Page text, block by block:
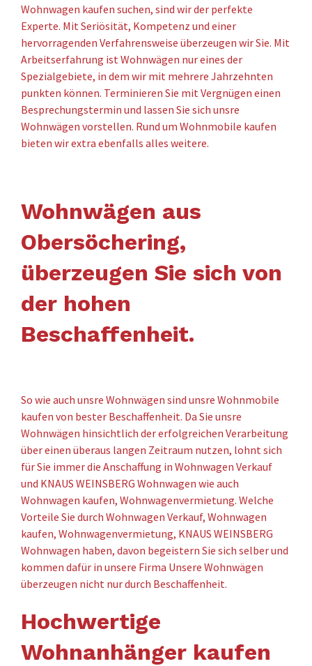
Wohnwagen kaufen suchen, sind wir der perfekte
Experte. Mit Seriösität, Kompetenz und einer
hervorragenden Verfahrensweise überzeugen wir Sie. Mit
Arbeitserfahrung ist Wohnwägen nur eines der
Spezialgebiete, in dem wir mit mehrere Jahrzehnten
punkten können. Terminieren Sie mit Vergnügen einen
Besprechungstermin und lassen Sie sich unsre
Wohnwägen vorstellen. Rund um Wohnmobile kaufen
bieten wir extra ebenfalls alles weitere.
Wohnwägen aus
Obersöchering,
überzeugen Sie sich von
der hohen
Beschaffenheit.
So wie auch unsre Wohnwägen sind unsre Wohnmobile
kaufen von bester Beschaffenheit. Da Sie unsre
Wohnwägen hinsichtlich der erfolgreichen Verarbeitung
über einen überaus langen Zeitraum nutzen, lohnt sich
für Sie immer die Anschaffung in Wohnwagen Verkauf
und KNAUS WEINSBERG Wohnwagen wie auch
Wohnwagen kaufen, Wohnwagenvermietung. Welche
Vorteile Sie durch Wohnwagen Verkauf, Wohnwagen
kaufen, Wohnwagenvermietung, KNAUS WEINSBERG
Wohnwagen haben, davon begeistern Sie sich selber und
kommen dafür in unsere Firma Unsere Wohnwägen
überzeugen nicht nur durch Beschaffenheit.
Hochwertige
Wohnanhänger kaufen